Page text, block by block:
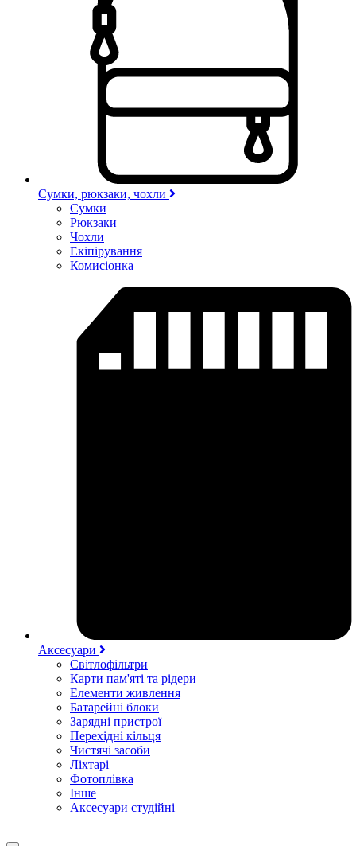
Сумки, рюкзаки, чохли
Сумки
Рюкзаки
Чохли
Екіпірування
Комисіонка
Аксесуари
Світлофільтри
Карти пам'яті та рідери
Елементи живлення
Батарейні блоки
Зарядні пристрої
Перехідні кільця
Чистячі засоби
Ліхтарі
Фотоплівка
Інше
Аксесуари студійні